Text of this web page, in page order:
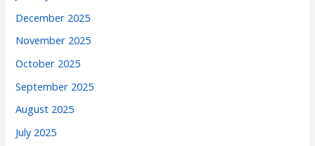
December 2025
November 2025
October 2025
September 2025
August 2025
July 2025